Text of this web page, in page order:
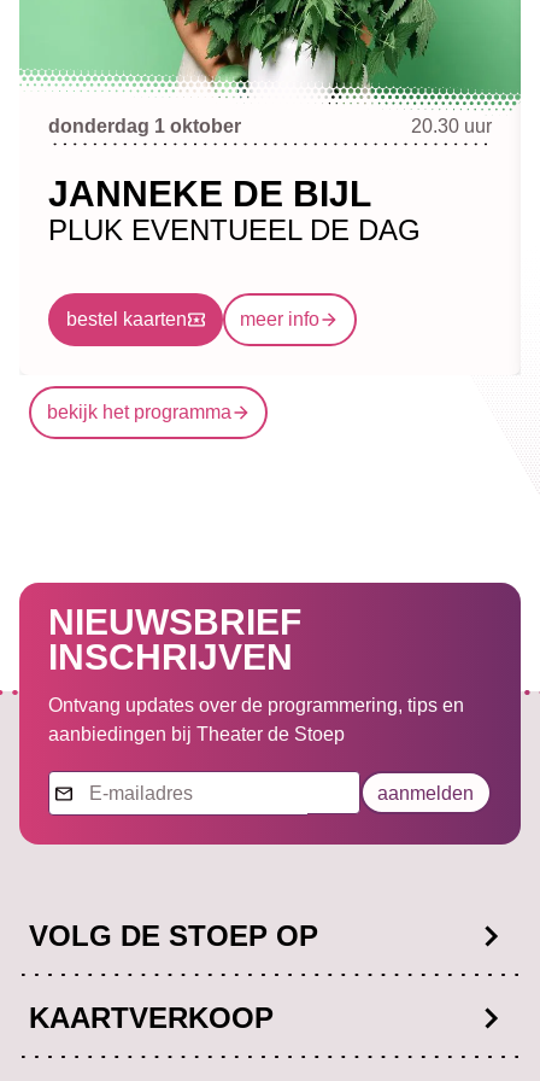
donderdag 1 oktober 20.30 uur
JANNEKE DE BIJL
PLUK EVENTUEEL DE DAG
bestel kaarten meer info
bekijk het programma
NIEUWSBRIEF
INSCHRIJVEN
Ontvang updates over de programmering, tips en
aanbiedingen bij Theater de Stoep
Nieuwsbrief aanmelden
VOLG DE STOEP OP
KAARTVERKOOP